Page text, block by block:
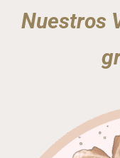
Nuestros